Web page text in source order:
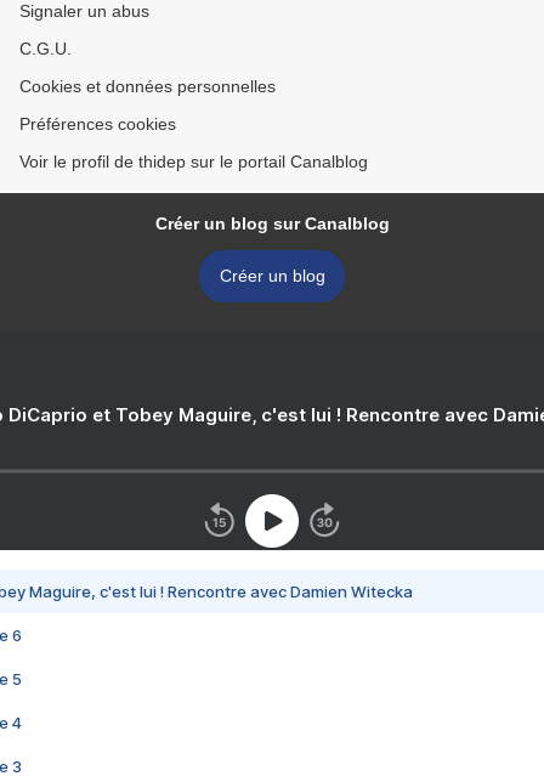
Signaler un abus
C.G.U.
Cookies et données personnelles
Préférences cookies
Voir le profil de thidep sur le portail Canalblog
Créer un blog sur Canalblog
Créer un blog
DiCaprio et Tobey Maguire, c'est lui ! Rencontre avec
Maguire, c'est lui ! Rencontre avec Damien Witecka
6
5
4
3